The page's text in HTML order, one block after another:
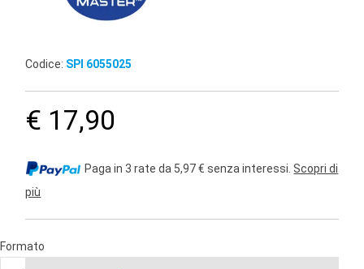
Codice: SPI 6055025
€ 17,90
Paga in 3 rate da 5,97 € senza interessi.Scopri di
più
Formato